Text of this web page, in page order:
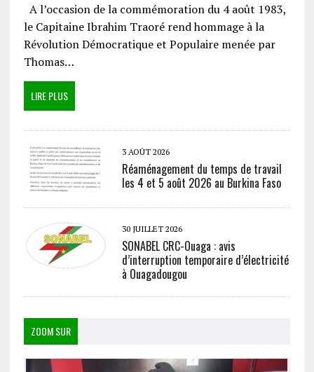
A l’occasion de la commémoration du 4 août 1983,
le Capitaine Ibrahim Traoré rend hommage à la
Révolution Démocratique et Populaire menée par
Thomas…
LIRE PLUS
3 AOÛT 2026
Réaménagement du temps de travail
les 4 et 5 août 2026 au Burkina Faso
30 JUILLET 2026
SONABEL CRC-Ouaga : avis
d’interruption temporaire d’électricité
à Ouagadougou
ZOOM SUR